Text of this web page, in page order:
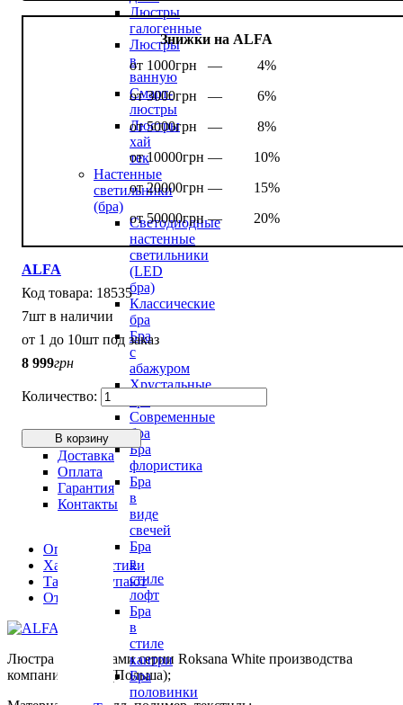
Люстры
галогенные
Люстры
в
ванную
Смарт-
люстры
Люстры
хай
тек
Настенные
светильники
(бра)
Светодиодные
настенные
светильники
(LED
бра)
Классические
бра
Бра
с
абажуром
Хрустальные
Современные
бра
Бра
флористика
Бра
в
виде
свечей
Бра
в
стиле
лофт
Бра
в
стиле
кантри
Бра
половинки
Знижки на ALFA
от 1000грн —
4%
от 3000грн —
6%
от 5000грн —
8%
от 10000грн —
10%
от 20000грн —
15%
от 50000грн —
20%
ALFA
18535
7шт в наличии
от 1 до 10шт под заказ
8 999грн
В корзину
Доставка
Оплата
Гарантия
Контакты
Описание
Характеристики
Также покупают
Отзывы (2)
Люстра с абажурами серии Roksana White производства
компании ALFA(Польша);